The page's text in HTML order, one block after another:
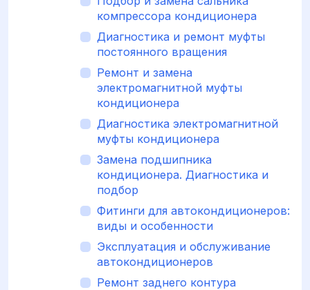
компрессора кондиционера
Диагностика и ремонт муфты
постоянного вращения
Ремонт и замена
электромагнитной муфты
кондиционера
Диагностика электромагнитной
муфты кондиционера
Замена подшипника
кондиционера. Диагностика и
подбор
Фитинги для автокондиционеров:
виды и особенности
Эксплуатация и обслуживание
автокондиционеров
Ремонт заднего контура